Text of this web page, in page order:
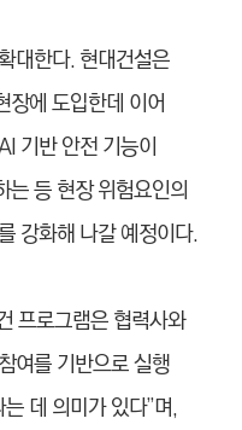
대한다. 현대건설은
장에 도입한데 이어
기반 안전 기능이
는 등 현장 위험요인의
강화해 나갈 예정이다.
프로그램은 협력사와
여를 기반으로 실행
데 의미가 있다”며,